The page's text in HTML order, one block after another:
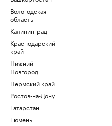
Вологодская
область
Калининград
Краснодарский
край
Нижний
Новгород
Пермский край
Ростов-на-Дону
Татарстан
Тюмень